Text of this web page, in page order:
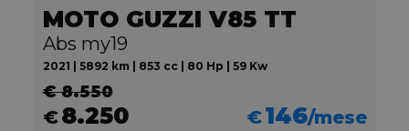
MOTO GUZZI V85 TT
Abs my19
2021 | 5892 km | 853 cc | 80 Hp | 59 Kw
€ 8.550
€8.250 €146/mese